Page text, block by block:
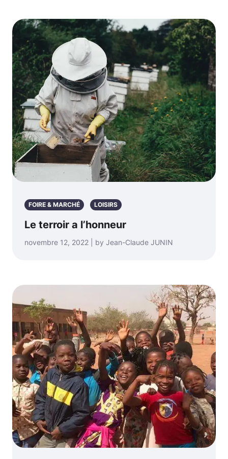
FOIRE & MARCHÉ LOISIRS
Le terroir a l’honneur
novembre 12, 2022 | by Jean-Claude JUNIN